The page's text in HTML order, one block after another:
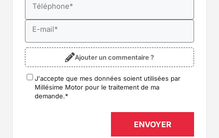
Téléphone*
E-mail*
Ajouter un commentaire ?
RGPD*
J'accepte que mes données soient utilisées par
Millésime Motor pour le traitement de ma
demande.*